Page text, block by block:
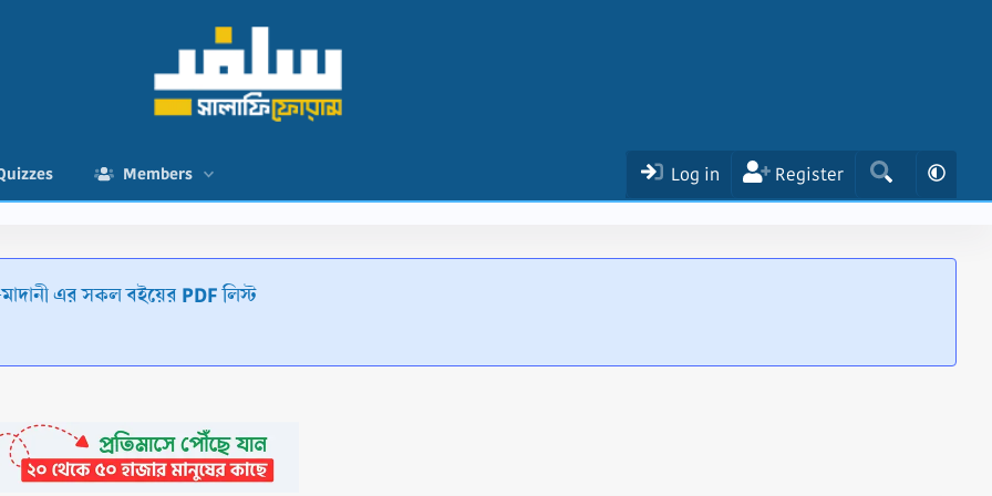
Members Log in Register
এর সকল বইয়ের PDF লিস্ট